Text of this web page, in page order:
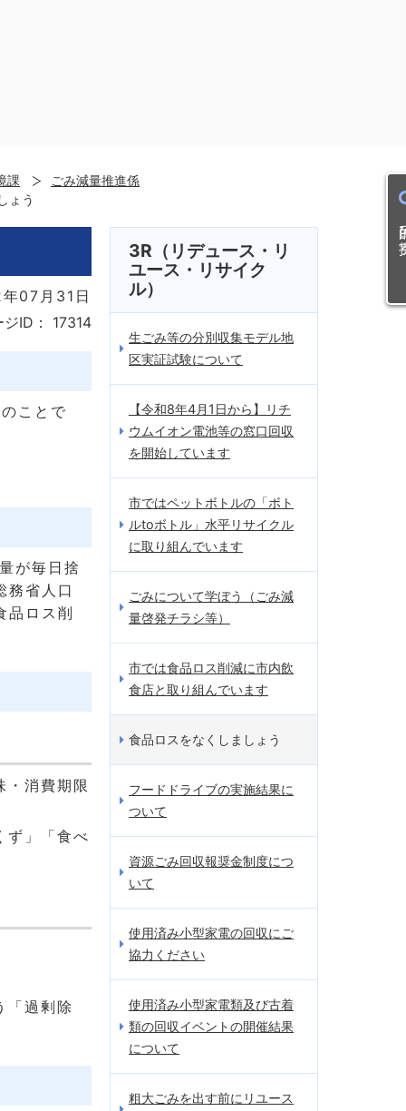
目
課
ごみ減量推進係
ょう
07月31日
ID：
17314
ことで
が毎日捨
務省人口
品ロス削
・消費期限
ず」「食べ
「過剰除
3R（リデュース・リ
ユース・リサイク
ル）
生ごみ等の分別収集モデル地
区実証試験について
【令和8年4月1日から】リチ
ウムイオン電池等の窓口回収
を開始しています
市ではペットボトルの「ボト
ルtoボトル」水平リサイクル
に取り組んでいます
ごみについて学ぼう（ごみ減
量啓発チラシ等）
市では食品ロス削減に市内飲
食店と取り組んでいます
食品ロスをなくしましょう
フードドライブの実施結果に
ついて
資源ごみ回収報奨金制度につ
いて
使用済み小型家電の回収にご
協力ください
使用済み小型家電類及び古着
類の回収イベントの開催結果
について
粗大ごみを出す前にリユース